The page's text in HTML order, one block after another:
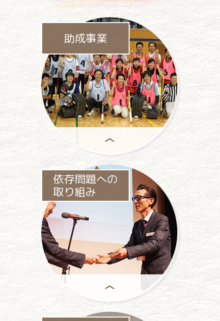
助成事業
助成事業は、
一般社団法人パチンコパチスロ
社会貢献機構の
中心事業です
依存問題への
取り組み
パチンコ・